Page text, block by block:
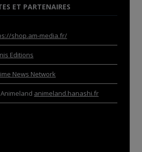
ET PARTENAIRES
shop.am-media.fr/
Editions
News Network
animeland.hanashi.fr